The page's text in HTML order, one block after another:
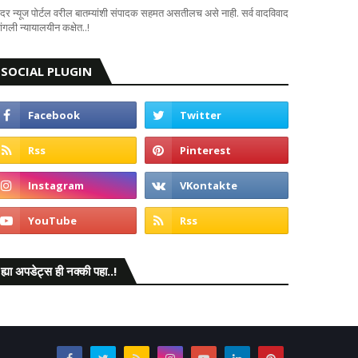
न्यूज पोर्टल वरील बातम्यांशी संपादक सहमत असतीलच असे नाही. सर्व वादविवाद
न्यायालयीन कक्षेत..!
SOCIAL PLUGIN
ह्या अपडेट्स ही नक्की पहा..!